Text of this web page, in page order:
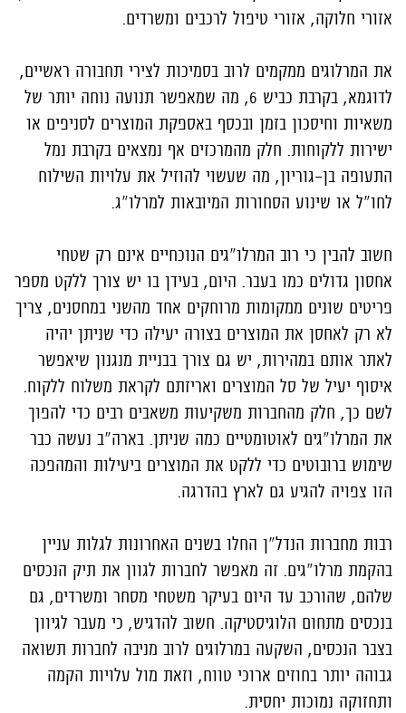
אזורי חלוקה, אזורי טיפול לרכבים ומשרדים.
את המרלוגים ממקמים לרוב בסמיכות לצירי תחבורה ראשיים,
לדוגמא, בקרבת כביש 6, מה שמאפשר תנועה נוחה יותר של
משאיות וחיסכון בזמן ובכסף באספקת המוצרים לסניפים או
ישירות ללקוחות. חלק מהמרכזים אף נמצאים בקרבת נמל
התעופה בן-גוריון, מה שעשוי להוזיל את עלויות השילוח
לחו"ל או שינוע הסחורות המיובאות למרלו"ג.
חשוב להבין כי רוב המרלו"גים הנוכחיים אינם רק שטחי
אחסון גדולים כמו בעבר. היום, בעידן בו יש צורך ללקט מספר
פריטים שונים ממקומות מרוחקים אחד מהשני במחסנים, צריך
לא רק לאחסן את המוצרים בצורה יעילה כדי שניתן יהיה
לאתר אותם במהירות, יש גם צורך בבניית מנגנון שיאפשר
איסוף יעיל של סל המוצרים ואריזתם לקראת משלוח ללקוח.
לשם כך, חלק מהחברות משקיעות משאבים רבים כדי להפוך
את המרלו"גים לאוטומטיים כמה שניתן. בארה"ב נעשה כבר
שימוש ברובוטים כדי ללקט את המוצרים ביעילות והמהפכה
הזו צפויה להגיע גם לארץ בהדרגה.
רבות מחברות הנדל"ן החלו בשנים האחרונות לגלות עניין
בהקמת מרלו"גים. זה מאפשר לחברות לגוון את תיק הנכסים
שלהם, שהורכב עד היום בעיקר משטחי מסחר ומשרדים, גם
בנכסים מתחום הלוגיסטיקה. חשוב להדגיש, כי מעבר לגיוון
בצבר הנכסים, השקעה במרלוגים לרוב מניבה לחברות תשואה
גבוהה יותר בחוזים ארוכי טווח, וזאת מול עלויות הקמה
ותחזוקה נמוכות יחסית.